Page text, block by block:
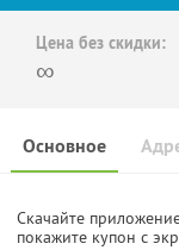
Цена без скидки:
∞
Основное
Скачайте
покажите купон с